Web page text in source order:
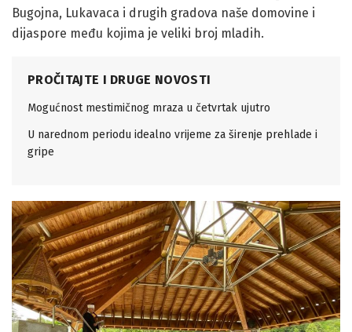
Bugojna, Lukavaca i drugih gradova naše domovine i
dijaspore među kojima je veliki broj mladih.
PROČITAJTE I DRUGE NOVOSTI
Mogućnost mestimičnog mraza u četvrtak ujutro
U narednom periodu idealno vrijeme za širenje prehlade i
gripe